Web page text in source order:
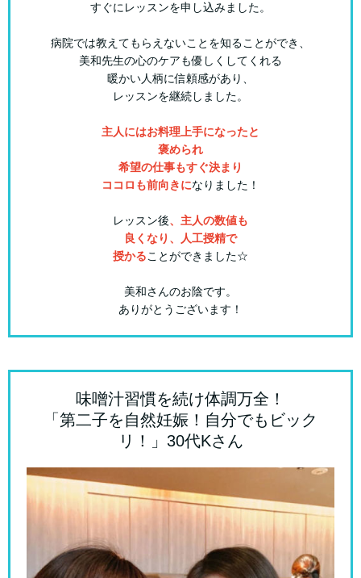
すぐにレッスンを申し込みました。
病院では教えてもらえないことを知ることができ、
美和先生の心のケアも優しくしてくれる
暖かい人柄に信頼感があり、
レッスンを継続しました。
主人にはお料理上手になったと
褒められ
希望の仕事もすぐ決まり
ココロも前向きになりました！
レッスン後、主人の数値も
良くなり、人工授精で
授かることができました☆
美和さんのお陰です。
ありがとうございます！
味噌汁習慣を続け体調万全！
「第二子を自然妊娠！自分でもビック
リ！」30代Kさん